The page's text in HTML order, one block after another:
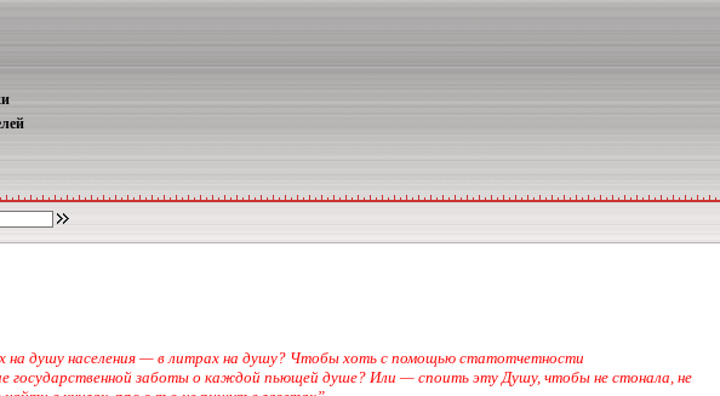
на душу населения — в литрах на душу? Чтобы хоть с помощью статотчетности
заботы о каждой пьющей душе? Или — споить эту Душу, чтобы не стонала, не